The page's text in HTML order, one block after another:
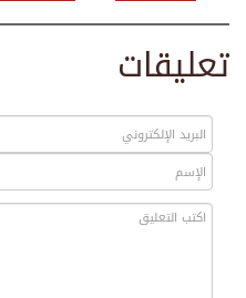
تعليقات